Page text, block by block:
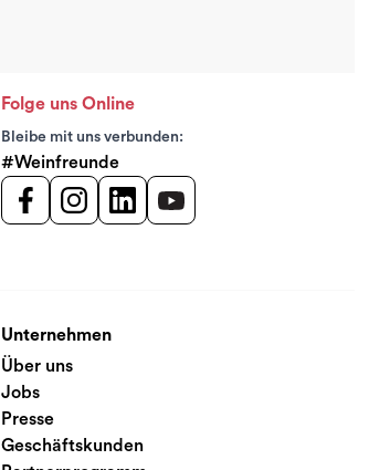
Folge uns Online
Bleibe mit uns verbunden:
#Weinfreunde
Unternehmen
Über uns
Jobs
Presse
Geschäftskunden